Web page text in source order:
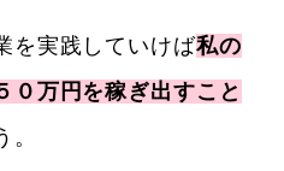
を実践していけば私の
０万円を稼ぎ出すこと